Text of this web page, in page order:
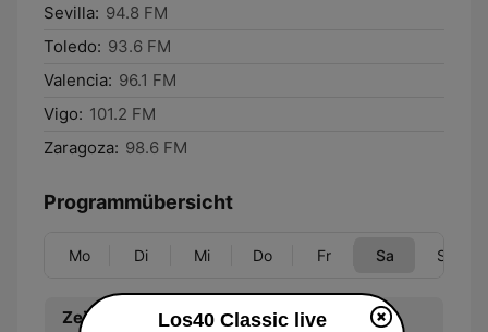
Sevilla: 94.8 FM
Toledo: 93.6 FM
Valencia: 96.1 FM
Vigo: 101.2 FM
Zaragoza: 98.6 FM
Programmübersicht
Mo Di Mi Do Fr Sa So
Zeit Programm
Los40 Classic live